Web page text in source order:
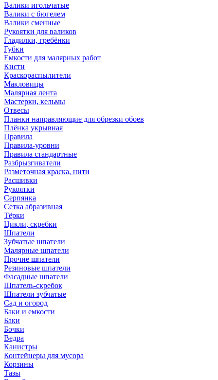
Валики игольчатые
Валики с бюгелем
Валики сменные
Рукоятки для валиков
Гладилки, гребёнки
Губки
Емкости для малярных работ
Кисти
Краскораспылители
Макловицы
Малярная лента
Мастерки, кельмы
Отвесы
Планки направляющие для обрезки обоев
Плёнка укрывная
Правила
Правила-уровни
Правила стандартные
Разбрызгиватели
Разметочная краска, нити
Расшивки
Рукоятки
Серпянка
Сетка абразивная
Тёрки
Цикли, скребки
Шпатели
Зубчатые шпатели
Малярные шпатели
Прочие шпатели
Резиновые шпатели
Фасадные шпатели
Шпатель-скребок
Шпатели зубчатые
Сад и огород
Баки и емкости
Баки
Бочки
Ведра
Канистры
Контейнеры для мусора
Корзины
Тазы